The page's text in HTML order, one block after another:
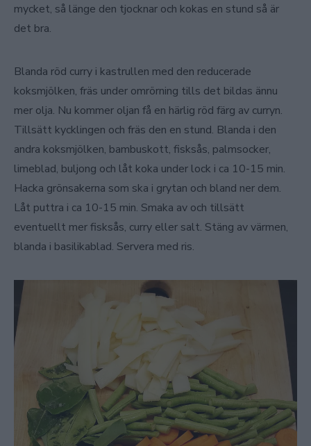
mycket, så länge den tjocknar och kokas en stund så är
det bra.
Blanda röd curry i kastrullen med den reducerade
koksmjölken, fräs under omrörning tills det bildas ännu
mer olja. Nu kommer oljan få en härlig röd färg av curryn.
Tillsätt kycklingen och fräs den en stund. Blanda i den
andra koksmjölken, bambuskott, fisksås, palmsocker,
limeblad, buljong och låt koka under lock i ca 10-15 min.
Hacka grönsakerna som ska i grytan och bland ner dem.
Låt puttra i ca 10-15 min. Smaka av och tillsätt
eventuellt mer fisksås, curry eller salt. Stäng av värmen,
blanda i basilikablad. Servera med ris.